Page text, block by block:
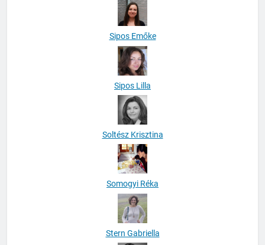
Sipos Emőke
Sipos Lilla
Soltész Krisztina
Somogyi Réka
Stern Gabriella